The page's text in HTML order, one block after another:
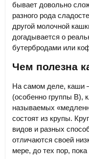
бывает довольно
разного рода
другой молочной
догадывается о
бутербродами или
Чем полезна
На самом деле, каши
(особенно группы В),
называемых
состоят из крупы.
видов и разных
отличаются своей
мере, до тех пор,